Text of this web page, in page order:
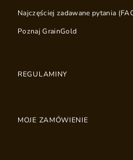
Najczęściej zadawane pytania
Poznaj GrainGold
REGULAMINY
MOJE ZAMÓWIENIE